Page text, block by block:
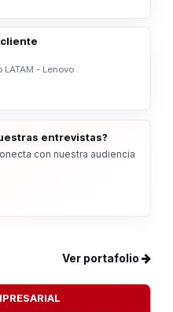
- Lenovo
entrevistas?
con nuestra audiencia
Ver portafolio